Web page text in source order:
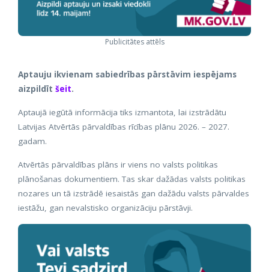
Publicitātes attēls
Aptauju ikvienam sabiedrības pārstāvim iespējams
aizpildīt šeit.
Aptaujā iegūtā informācija tiks izmantota, lai izstrādātu
Latvijas Atvērtās pārvaldības rīcības plānu 2026. – 2027.
gadam.
Atvērtās pārvaldības plāns ir viens no valsts politikas
plānošanas dokumentiem. Tas skar dažādas valsts politikas
nozares un tā izstrādē iesaistās gan dažādu valsts pārvaldes
iestāžu, gan nevalstisko organizāciju pārstāvji.